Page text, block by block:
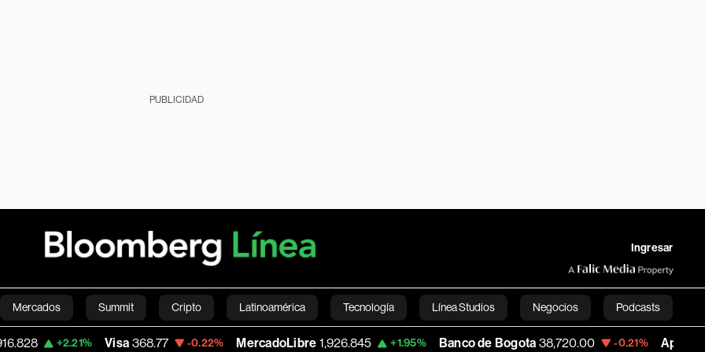
PUBLICIDAD
Ingresar
Mercados Summit Cripto Latinoamérica Tecnología Línea Studios Negocios Podcasts
Economía Estilo de vida Mundo Videos English
Visa 368.77 -0.22% MercadoLibre 1,926.845 +1.95% Banco de Bogota 38,720.00 -0.21% Apple 310.59